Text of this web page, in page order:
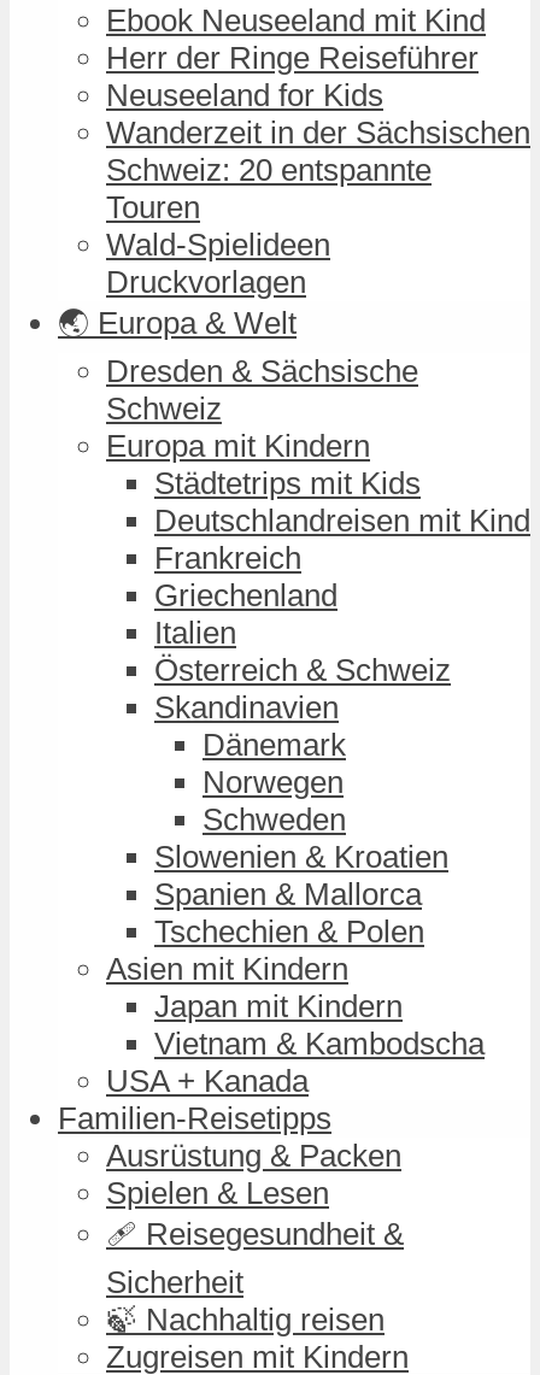
Ebook Neuseeland mit Kind
Herr der Ringe Reiseführer
Neuseeland for Kids
Wanderzeit in der Sächsischen
Schweiz: 20 entspannte
Touren
Wald-Spielideen
Druckvorlagen
🌏 Europa & Welt
Dresden & Sächsische
Schweiz
Europa mit Kindern
Städtetrips mit Kids
Deutschlandreisen mit Kind
Frankreich
Griechenland
Italien
Österreich & Schweiz
Skandinavien
Dänemark
Norwegen
Schweden
Slowenien & Kroatien
Spanien & Mallorca
Tschechien & Polen
Asien mit Kindern
Japan mit Kindern
Vietnam & Kambodscha
USA + Kanada
Familien-Reisetipps
Ausrüstung & Packen
Spielen & Lesen
🩹 Reisegesundheit &
Sicherheit
🍃 Nachhaltig reisen
Zugreisen mit Kindern